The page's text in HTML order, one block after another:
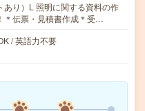
あり）L 照明に関する資料の作
＊伝票・見積書作成＊受…
/ 英語力不要